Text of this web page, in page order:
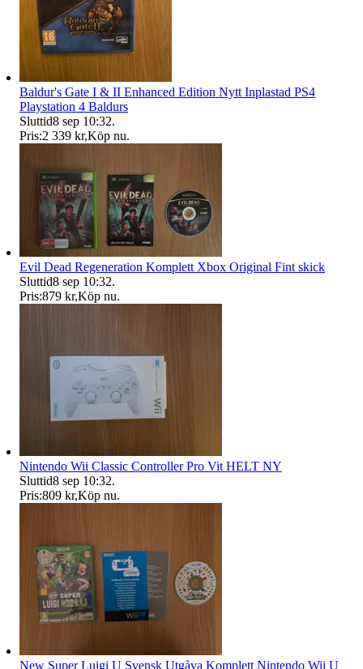
Baldur's Gate I & II Enhanced Edition Nytt Inplastad PS4
Playstation 4 Baldurs
Sluttid8 sep 10:32.
Pris:2 339 kr,Köp nu.
Evil Dead Regeneration Komplett Xbox Original Fint skick
Sluttid8 sep 10:32.
Pris:879 kr,Köp nu.
Nintendo Wii Classic Controller Pro Vit HELT NY
Sluttid8 sep 10:32.
Pris:809 kr,Köp nu.
New Super Luigi U Svensk Utgåva Komplett Nintendo Wii U